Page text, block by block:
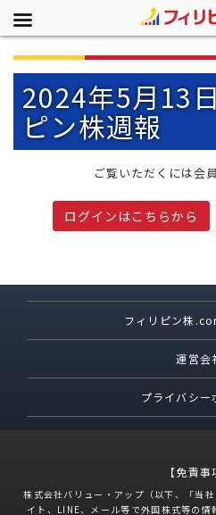
2024年5月13
ピン株週報
ご覧いただくには会
ログインはこちらから
フィリピン株
運営会
プライバシー
【免責事
株式会社バリュー・アップ（以下、「当
イト、LINE、メール等で外国株式等の